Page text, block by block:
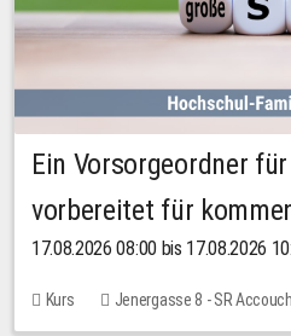
Ein Vorsorgeordner
vorbereitet für
17.08.2026 08:00 bis 17.08.2026
Kurs Jenergasse 8 - SR